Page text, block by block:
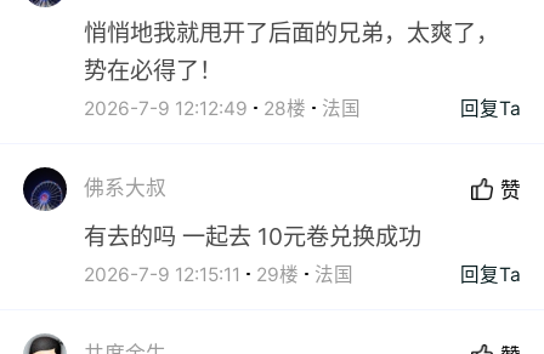
悄悄地我就甩开了后面的兄弟，太爽了，
势在必得了！
2026-7-9 12:12:49 28楼 法国 回复Ta
佛系大叔 赞
有去的吗 一起去 10元卷兑换成功
2026-7-9 12:15:11 29楼 法国 回复Ta